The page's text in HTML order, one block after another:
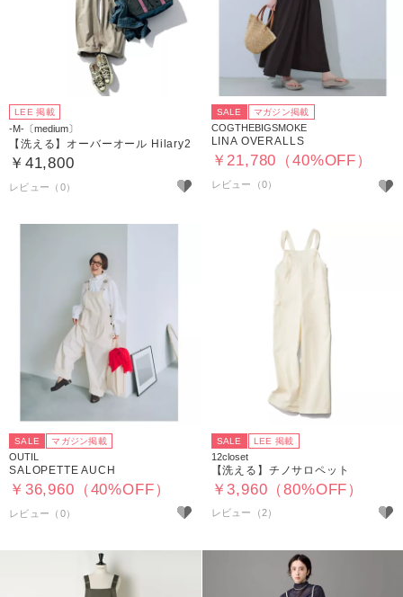
LEE 掲載
-M-〔medium〕
【洗える】オーバーオール Hilary2
￥41,800
SALE マガジン掲載
COGTHEBIGSMOKE
LINA OVERALLS
￥21,780（40%OFF）
SALE マガジン掲載
OUTIL
SALOPETTE AUCH
￥36,960（40%OFF）
SALE LEE 掲載
12closet
【洗える】チノサロペット
￥3,960（80%OFF）
レビュー（2）